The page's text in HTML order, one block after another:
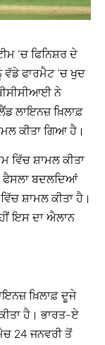
‘ਚ ਫਿਨਿਸ਼ਰ ਦੇ
ਵੱਡੇ ਫਾਰਮੈਟ ‘ਚ ਖੁਦ
ਨੇ
ਲਾਇਨਜ਼ ਖ਼ਿਲਾਫ਼
ਕੀਤਾ ਗਿਆ ਹੈ।
ਵਿੱਚ ਸ਼ਾਮਲ ਕੀਤਾ
ਫੈਸਲਾ ਬਦਲਦਿਆਂ
ਸ਼ਾਮਲ ਕੀਤਾ ਹੈ।
ਇਸ ਦਾ ਐਲਾਨ
ਖ਼ਿਲਾਫ਼ ਦੂਜੇ
ਹੈ। ਭਾਰਤ-ਏ
24 ਜਨਵਰੀ ਤੋਂ